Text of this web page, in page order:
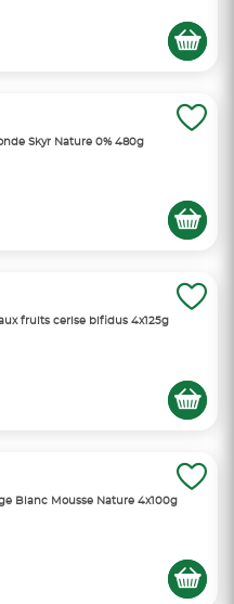
Skyr Nature 0% 480g
fruits cerise bifidus 4x125g
Blanc Mousse Nature 4x100g